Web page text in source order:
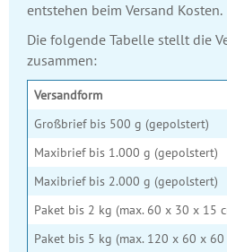
entstehen beim Versand Kosten.
Die folgende Tabelle stellt die
zusammen:
Versandform
Großbrief bis 500 g (gepolstert)
Maxibrief bis 1.000 g (gepolstert)
Maxibrief bis 2.000 g (gepolstert)
Paket bis 2 kg (max. 60 x 30 x 15
Paket bis 5 kg (max. 120 x 60 x 60